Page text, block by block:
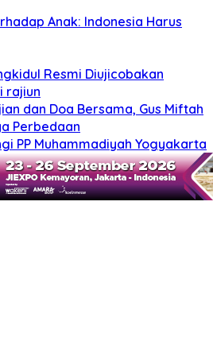
Anak: Indonesia Harus
Resmi Diujicobakan
rajiun
dan Doa Bersama, Gus Miftah
Perbedaan
PP Muhammadiyah Yogyakarta